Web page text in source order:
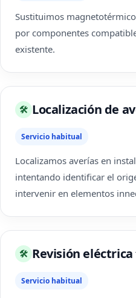
Sustituimos
por componentes
existente.
🛠 Localización de
Servicio habitual
Localizamos averías en
intentando identificar el
intervenir en elementos
🛠 Revisión
Servicio habitual